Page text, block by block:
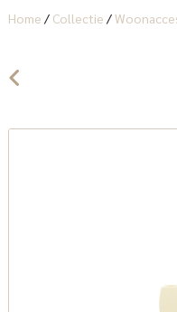
Home / Collectie /